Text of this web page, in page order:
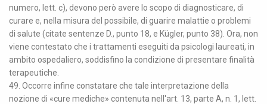
numero, lett. c), devono però avere lo scopo di diagnosticare, di
curare e, nella misura del possibile, di guarire malattie o problemi
di salute (citate sentenze D., punto 18, e Kügler, punto 38). Ora, non
viene contestato che i trattamenti eseguiti da psicologi laureati, in
ambito ospedaliero, soddisfino la condizione di presentare finalità
terapeutiche.
49. Occorre infine constatare che tale interpretazione della
nozione di «cure mediche» contenuta nell'art. 13, parte A, n. 1, lett.